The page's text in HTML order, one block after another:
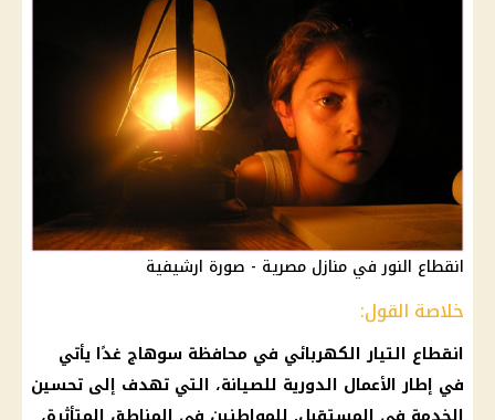
انقطاع النور في منازل مصرية - صورة ارشيفية
خلاصة القول:
انقطاع التيار الكهربائي في محافظة سوهاج غدًا يأتي
في إطار الأعمال الدورية للصيانة، التي تهدف إلى تحسين